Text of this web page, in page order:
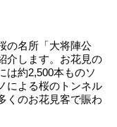
の名所「大将陣公
介します。お花見の
は約2,500本ものソ
による桜のトンネル
くのお花見客で賑わ